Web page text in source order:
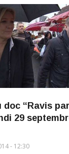
doc “Ravis
29
- 12:30